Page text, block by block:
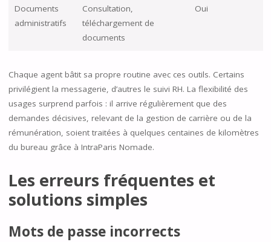
Documents
administratifs
Consultation,
téléchargement de
documents
Oui
Chaque agent bâtit sa propre routine avec ces outils. Certains
privilégient la messagerie, d’autres le suivi RH. La flexibilité des
usages surprend parfois : il arrive régulièrement que des
demandes décisives, relevant de la gestion de carrière ou de la
rémunération, soient traitées à quelques centaines de kilomètres
du bureau grâce à IntraParis Nomade.
Les erreurs fréquentes et
solutions simples
Mots de passe incorrects